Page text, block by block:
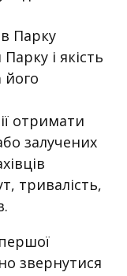
Парку
і якість
його
отримати
залучених
тривалість,
звернутися